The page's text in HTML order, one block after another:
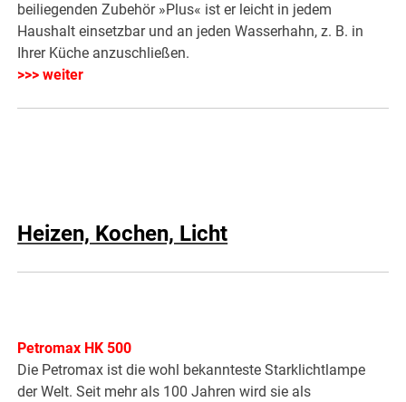
beiliegenden Zubehör »Plus« ist er leicht in jedem
Haushalt einsetzbar und an jeden Wasserhahn, z. B. in
Ihrer Küche anzuschließen.
>>> weiter
Heizen, Kochen, Licht
Petromax HK 500
Die Petromax ist die wohl bekannteste Starklichtlampe
der Welt. Seit mehr als 100 Jahren wird sie als